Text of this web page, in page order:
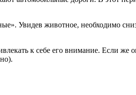
Увидев животное, необходимо
к себе его внимание. Если же